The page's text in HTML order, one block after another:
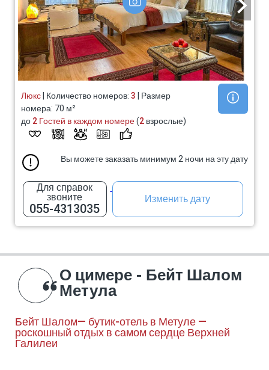
Люкс| Количество номеров:3| Размер
номера: 70 м²
до2 Гостей в каждом номере(2взрослые)
Вы можете заказать минимум 2 ночи на эту дату
Для справок
звоните
055-4313035
Изменить дату
О цимере - Бейт Шалом
Метула
Бейт Шалом— бутик-отель в Метуле —
роскошный отдых в самом сердце Верхней
Галилеи